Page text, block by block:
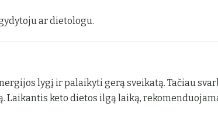
ar dietologu.
lygį ir palaikyti gerą sveikatą. Tačiau
keto dietos ilgą laiką,